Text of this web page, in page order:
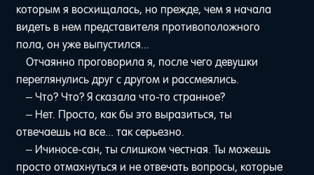
которым я восхищалась, но прежде, чем я начала
видеть в нем представителя противоположного
пола, он уже выпустился...
Отчаянно проговорила я, после чего девушки
переглянулись друг с другом и рассмеялись.
– Что? Что? Я сказала что-то странное?
– Нет. Просто, как бы это выразиться, ты
отвечаешь на все... так серьезно.
– Ичиносе-сан, ты слишком честная. Ты можешь
просто отмахнуться и не отвечать вопросы, которые